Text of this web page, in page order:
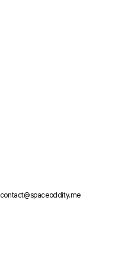
contact@spaceoddity.me